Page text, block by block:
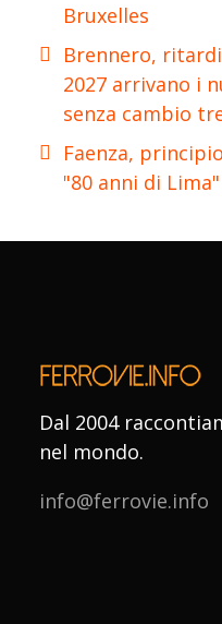
Bruxelles
Brennero,
2027 arrivano i
senza cambio
Faenza,
"80 anni di Lima"
Dal 2004
nel mondo.
info@ferrovie.info